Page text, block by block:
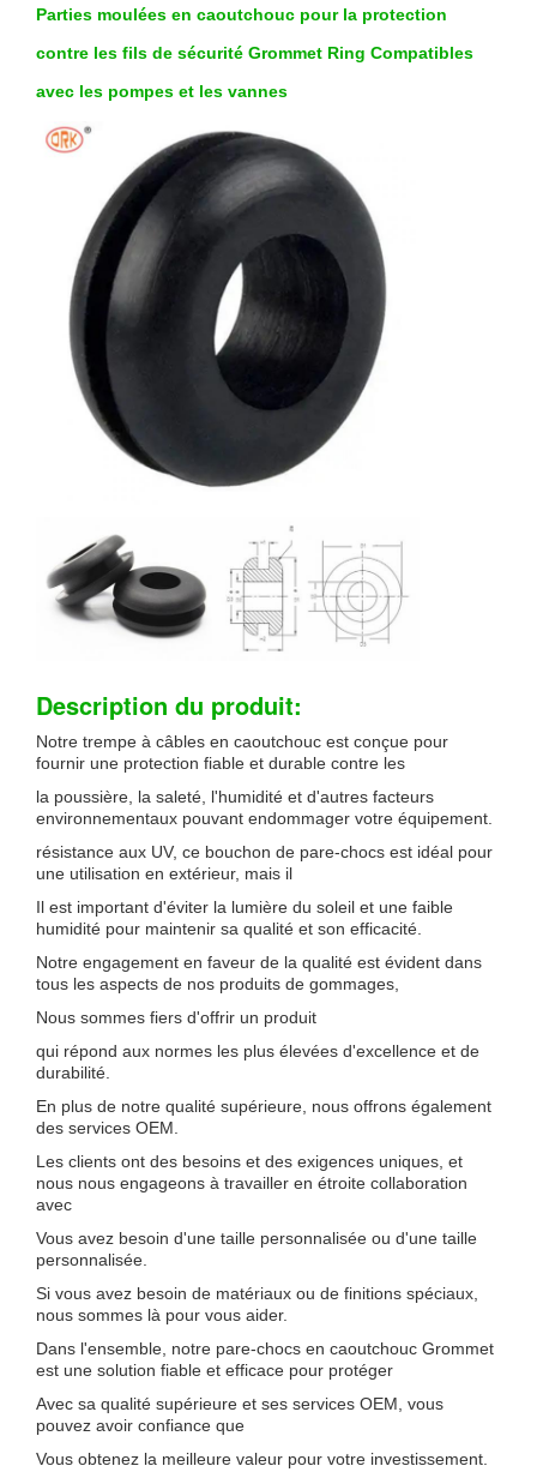
Parties moulées en caoutchouc pour la protection
contre les fils de sécurité Grommet Ring Compatibles
avec les pompes et les vannes
Description du produit:
Notre trempe à câbles en caoutchouc est conçue pour
fournir une protection fiable et durable contre les
la poussière, la saleté, l'humidité et d'autres facteurs
environnementaux pouvant endommager votre équipement.
résistance aux UV, ce bouchon de pare-chocs est idéal pour
une utilisation en extérieur, mais il
Il est important d'éviter la lumière du soleil et une faible
humidité pour maintenir sa qualité et son efficacité.
Notre engagement en faveur de la qualité est évident dans
tous les aspects de nos produits de gommages,
Nous sommes fiers d'offrir un produit
qui répond aux normes les plus élevées d'excellence et de
durabilité.
En plus de notre qualité supérieure, nous offrons également
des services OEM.
Les clients ont des besoins et des exigences uniques, et
nous nous engageons à travailler en étroite collaboration
avec
Vous avez besoin d'une taille personnalisée ou d'une taille
personnalisée.
Si vous avez besoin de matériaux ou de finitions spéciaux,
nous sommes là pour vous aider.
Dans l'ensemble, notre pare-chocs en caoutchouc Grommet
est une solution fiable et efficace pour protéger
Avec sa qualité supérieure et ses services OEM, vous
pouvez avoir confiance que
Vous obtenez la meilleure valeur pour votre investissement.